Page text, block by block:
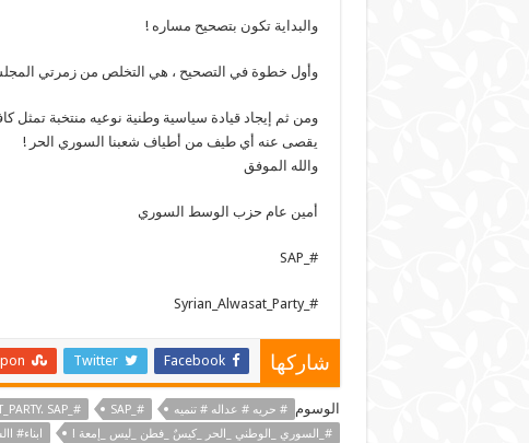
والبداية تكون بتصحيح مساره !
وأول خطوة في التصحيح ، هي التخلص من زمرتي المجلس
ومن ثم إيجاد قيادة سياسية وطنية نوعيه منتخبة تمثل
يقصى عنه أي طيف من أطياف شعبنا السوري الحر !
والله الموفق
أمين عام حزب الوسط السوري
#_SAP
#_Syrian_Alwasat_Party
شاركها Facebook
Twitter
الوسوم # حريه # عداله # تنميه #_SAP
#_SYRIAN_ALWASAT_PARTY. SAP
#_السوري _الوطني _الحر _كيسٌ _فطن _ليس _إمعة !
ابناء#